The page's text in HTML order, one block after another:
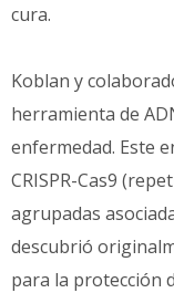
cura.
Koblan y
herramienta de
enfermedad. Este
CRISPR-Cas9
agrupadas
descubrió
para la protección